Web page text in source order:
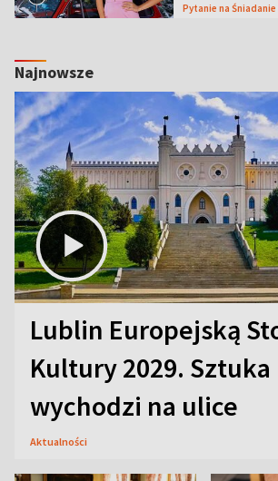
Pytanie na Śniadanie
Najnowsze
Lublin Europejską
Kultury 2029. Sztuka
wychodzi na ulice
Aktualności